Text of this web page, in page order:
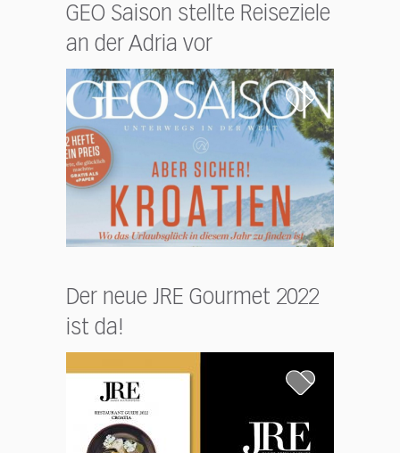
GEO Saison stellte Reiseziele
an der Adria vor
Der neue JRE Gourmet 2022
ist da!